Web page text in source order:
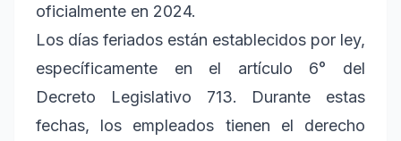
oficialmente en 2024.
Los días feriados están establecidos por ley,
específicamente en el artículo 6° del
Decreto Legislativo 713. Durante estas
fechas, los empleados tienen el derecho